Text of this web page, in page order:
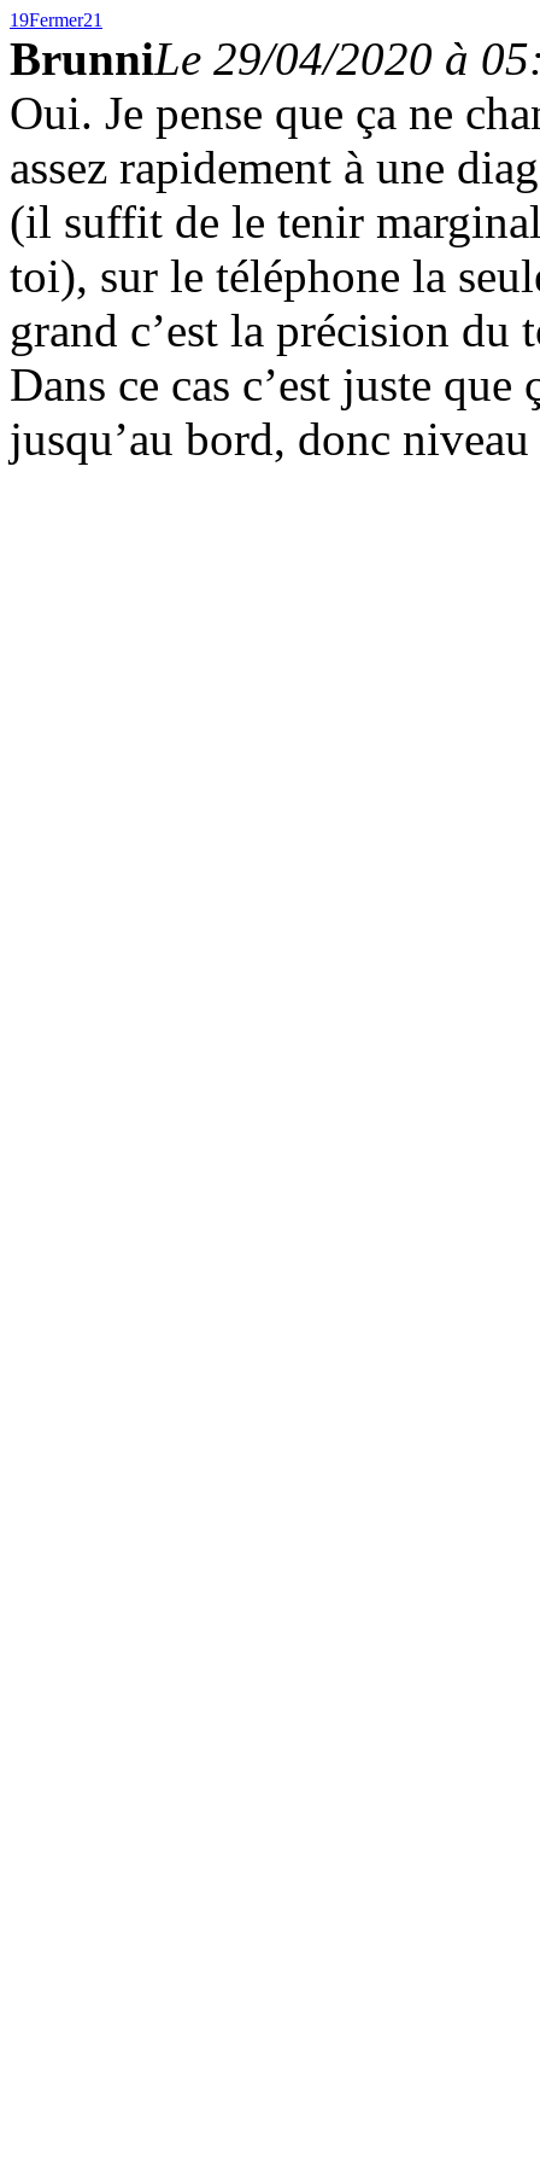
19Fermer21
BrunniLe 29/04/2020 à
Oui. Je pense que ça ne
assez rapidement à une
(il suffit de le tenir
toi), sur le téléphone la
grand c’est la précision
Dans ce cas c’est juste
jusqu’au bord, donc